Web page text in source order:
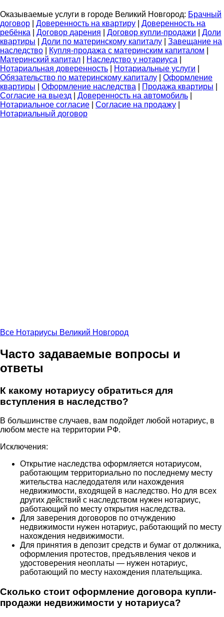
Оказываемые услуги в городе Великий Новгород: Брачный
договор
Доверенность на квартиру
Доверенность на
ребёнка
Договор дарения Договор купли-продажи
Доли
квартиры
Доли по материнскому капиталу
Завещание на
наследство
Купля-продажа с материнским капиталом
Материнский капитал
Наследство у нотариуса
Нотариальная доверенность
Нотариальные услуги
Обязательство по материнскому капиталу
Оформление
квартиры
Оформление наследства Продажа квартиры
Согласие на выезд
Доверенность на автомобиль
Нотариальное согласие
Согласие на продажу
Нотариальный договор
Все Нотариусы Великий Новгород
Часто задаваемые вопросы и
ответы
К какому нотариусу обратиться для
вступления в наследство?
В большинстве случаев, вам подойдет любой нотариус, в
любом месте на территории РФ.
Исключения:
Открытие наследства оформляется нотариусом,
работающим территориально по последнему месту
жительства наследодателя или нахождения
недвижимости, входящей в наследство. Но для всех
других действий с наследством нужен нотариус,
работающий по месту открытия наследства.
Для заверения договоров по отчуждению
недвижимости нужен нотариус, работающий по месту
нахождения недвижимости.
Для принятия в депозит средств и бумаг от должника,
оформления протестов, предъявления чеков и
удостоверения неоплаты — нужен нотариус,
работающий по месту нахождения плательщика.
Сколько стоит оформление договора купли-
продажи недвижимости у нотариуса?